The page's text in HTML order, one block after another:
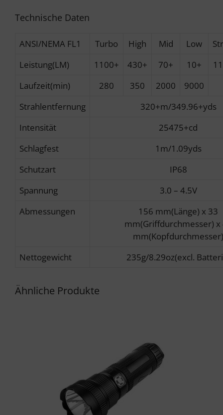
Technische Daten
ANSI/NEMA FL1 Turbo High Mid Low
Leistung(LM)
1100+ 430+ 70+ 10+
Laufzeit(min)
280 350 2000
9000
Strahlentfernung
320+m/349.96+yds
Intensität
25475+cd
Schlagfest
1m/1.09yds
Schutzart
IP68
Spannung
3.0 – 4.5V
Abmessungen
156 mm(Länge) x 33
mm(Griffdurchmesser) x
mm(Kopfdurchmesser)
Nettogewicht
235g/8.29oz(excl.
Ähnliche Produkte